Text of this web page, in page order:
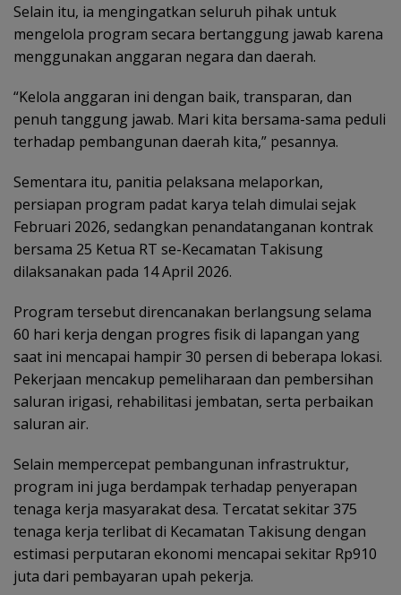
Selain itu, ia mengingatkan seluruh pihak untuk
mengelola program secara bertanggung jawab karena
menggunakan anggaran negara dan daerah.
“Kelola anggaran ini dengan baik, transparan, dan
penuh tanggung jawab. Mari kita bersama-sama peduli
terhadap pembangunan daerah kita,” pesannya.
Sementara itu, panitia pelaksana melaporkan,
persiapan program padat karya telah dimulai sejak
Februari 2026, sedangkan penandatanganan kontrak
bersama 25 Ketua RT se-Kecamatan Takisung
dilaksanakan pada 14 April 2026.
Program tersebut direncanakan berlangsung selama
60 hari kerja dengan progres fisik di lapangan yang
saat ini mencapai hampir 30 persen di beberapa lokasi.
Pekerjaan mencakup pemeliharaan dan pembersihan
saluran irigasi, rehabilitasi jembatan, serta perbaikan
saluran air.
Selain mempercepat pembangunan infrastruktur,
program ini juga berdampak terhadap penyerapan
tenaga kerja masyarakat desa. Tercatat sekitar 375
tenaga kerja terlibat di Kecamatan Takisung dengan
estimasi perputaran ekonomi mencapai sekitar Rp910
juta dari pembayaran upah pekerja.